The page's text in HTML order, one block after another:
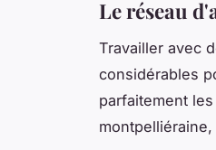
Le réseau
Travailler avec
considérables
parfaitement